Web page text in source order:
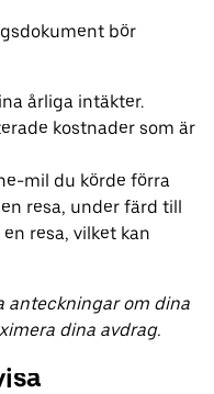
bör
årliga intäkter.
kostnader som är
mil du körde förra
resa, under färd till
resa, vilket kan
anteckningar om dina
dina avdrag.